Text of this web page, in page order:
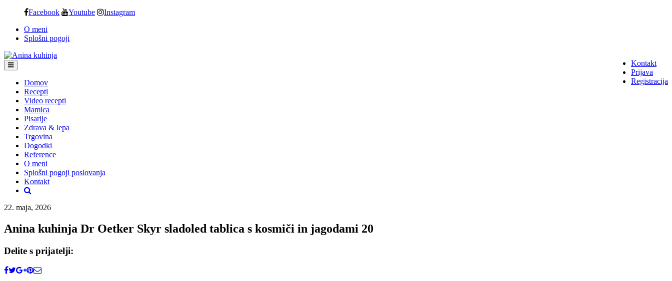
content
Facebook Youtube Instagram
O meni
Splošni pogoji
Kontakt
Prijava
Registracija
Domov
Recepti
Video recepti
Mamica
Pisarije
Zdrava & lepa
Trgovina
Dogodki
Reference
O meni
Splošni pogoji poslovanja
Kontakt
22. maja, 2026
Anina kuhinja Dr Oetker Skyr sladoled tablica s kosmiči in jagodami 20
Delite s prijatelji: